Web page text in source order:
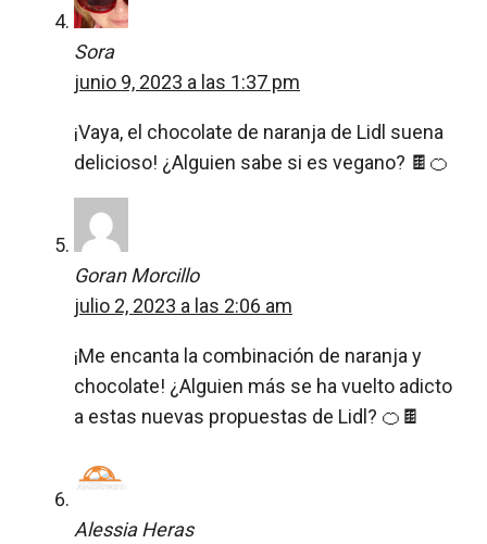
Sora
junio 9, 2023 a las 1:37 pm
¡Vaya, el chocolate de naranja de Lidl suena
delicioso! ¿Alguien sabe si es vegano? 🍫🍊
Goran Morcillo
julio 2, 2023 a las 2:06 am
¡Me encanta la combinación de naranja y
chocolate! ¿Alguien más se ha vuelto adicto
a estas nuevas propuestas de Lidl? 🍊🍫
Alessia Heras